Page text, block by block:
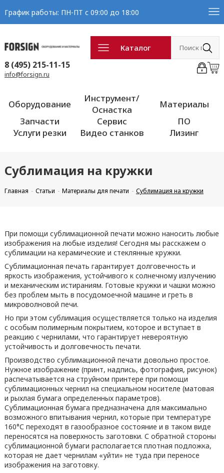
График работы: ПН-ПТ с 09:00 до 18:00
Каталог
8 (495) 215-11-15
info@forsign.ru
Оборудование
Инструмент/
Оснастка
Материалы
Запчасти
Сервис
ПО
Услуги резки
Видео станков Лизинг
Сублимация на кружки
Главная Статьи Материалы для печати Сублимация на кружки
При помощи сублимационной печати можно наносить любые
изображения на любые изделия! Сегодня мы расскажем о
сублимации на керамические и стеклянные кружки.
Сублимационная печать гарантирует долговечность и
яркость изображения, устойчивого к солнечному излучению
и механическим истираниям. Готовые кружки и чашки можно
без проблем мыть в посудомоечной машине и греть в
микроволновой печи.
Но при этом сублимация осуществляется только на изделия
с особым полимерным покрытием, которое и вступает в
реакцию с чернилами, что гарантирует невероятную
устойчивость и долговечность печати.
Производство сублимационной печати довольно простое.
Нужное изображение (принт, надпись, фотография, рисунок)
распечатывается на струйном принтере при помощи
сублимационных чернил на специальном носителе (матовая
и рыхлая бумага определенных параметров).
Сублимационная бумага предназначена для максимально
возможного впитывания чернил, которые при температуре
160°С переходят в газообразное состояние и в таком виде
переносятся на поверхность заготовки. С обратной стороны
сублимационной бумаги располагается плотная подложка,
которая не дает чернилам «уйти» не туда при переносе
изображения на заготовку.